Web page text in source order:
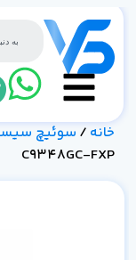
خانه /سوئیچ
C9348GC-FXP